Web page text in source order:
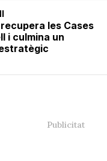
les Cases
i culmina un